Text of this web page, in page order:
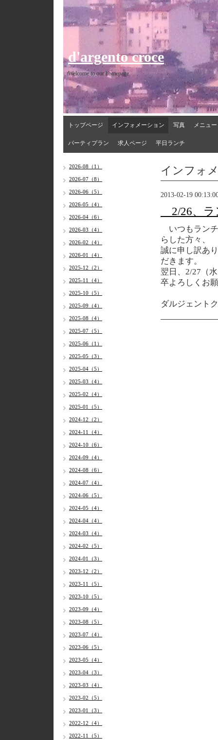
d'argento croce
Welcome to our homepage
トップページ インフォメーション 写真 メニュー
パーティプラン 求人ページ 平日ランチ
インフォ
2013-02-19
2/26、ラ
いつもラン
らした方々、
誠に申し訳あ
だきます。
翌日、2/27（
卒よろしくお
ダルジェント
2026-08（1）
2026-07（8）
2026-06（5）
2026-05（4）
2026-04（6）
2026-03（4）
2026-02（4）
2026-01（4）
2025-12（2）
2025-11（4）
2025-10（5）
2025-09（4）
2025-08（4）
2025-07（5）
2025-06（1）
2025-05（3）
2025-04（5）
2025-03（4）
2025-02（4）
2025-01（5）
2024-12（2）
2024-11（4）
2024-10（6）
2024-09（4）
2024-08（6）
2024-07（4）
2024-06（5）
2024-05（4）
2024-04（4）
2024-03（4）
2024-02（5）
2024-01（3）
2023-12（2）
2023-11（5）
2023-10（5）
2023-09（4）
2023-08（5）
2023-07（4）
2023-06（5）
2023-05（4）
2023-04（3）
2023-03（4）
2023-02（5）
2023-01（3）
2022-12（4）
2022-11（5）